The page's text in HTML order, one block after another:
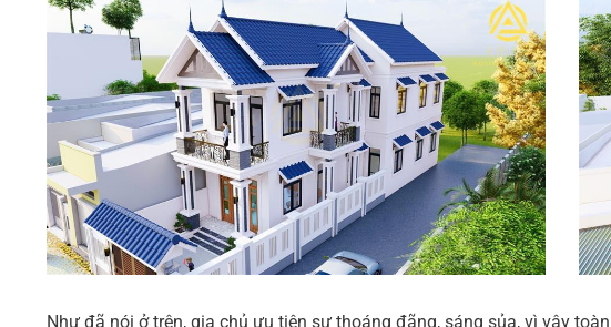
Như đã nói ở trên, gia chủ ưu tiên sự thoáng đãng, sáng sủa, vì vậy